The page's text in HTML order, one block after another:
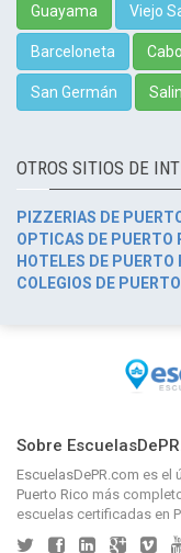
Guayama Viejo
Barceloneta
San Germán
OTROS SITIOS DE
PIZZERIAS DE
OPTICAS DE PUERTO
HOTELES DE PUERTO
COLEGIOS DE
Sobre
EscuelasDePR.com es el
Puerto Rico más
escuelas certificadas en